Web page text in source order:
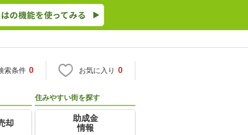
索条件 0 お気に入り 0
却
住みやすい街を探す
助成金
情報